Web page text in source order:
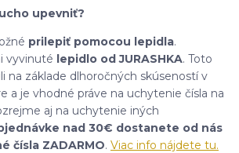
upevniť?
prilepiť pomocou lepidla.
vyvinuté lepidlo od JURASHKA. Toto
na základe dlhoročných skúseností v
a je vhodné práve na uchytenie čísla na
aj na uchytenie iných
nad 30€ dostanete od nás
čísla ZADARMO. Viac info nájdete tu.